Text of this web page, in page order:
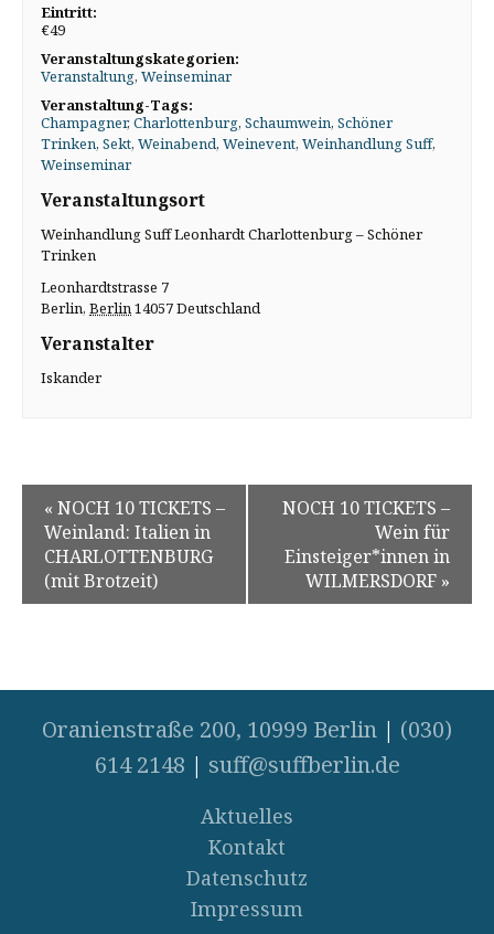
Eintritt:
€49
Veranstaltungskategorien:
Veranstaltung,Weinseminar
Veranstaltung-Tags:
Champagner,Charlottenburg,Schaumwein,Schöner
Trinken,Sekt,Weinabend,Weinevent,Weinhandlung Suff,
Weinseminar
Veranstaltungsort
Weinhandlung Suff Leonhardt Charlottenburg – Schöner
Trinken
Leonhardtstrasse 7
Berlin, Berlin14057Deutschland
Veranstalter
Iskander
« NOCH 10 TICKETS –
Weinland: Italien in
CHARLOTTENBURG
(mit Brotzeit)
NOCH 10 TICKETS –
Wein für
Einsteiger*innen in
WILMERSDORF »
Oranienstraße 200, 10999 Berlin | (030)
614 2148 | suff@suffberlin.de
Aktuelles
Kontakt
Datenschutz
Impressum